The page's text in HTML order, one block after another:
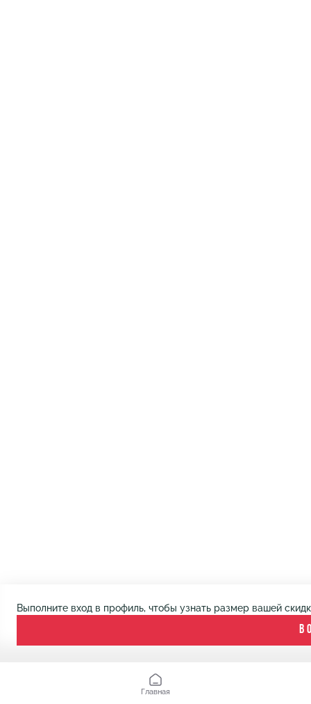
Выполните вход в профиль, чтобы узнать размер вашей
Главная